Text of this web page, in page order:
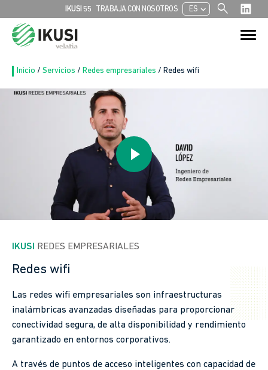
IKUSI 55 TRABAJA CON NOSOTROS ESchevron_left search
Buscar:
Botón de
Inicio / Servicios / Redes empresariales / Redes wifi
IKUSI REDES EMPRESARIALES
Redes wifi
Las redes wifi empresariales son infraestructuras
inalámbricas avanzadas diseñadas para proporcionar
conectividad segura, de alta disponibilidad y rendimiento
garantizado en entornos corporativos.
A través de puntos de acceso inteligentes con capacidad de